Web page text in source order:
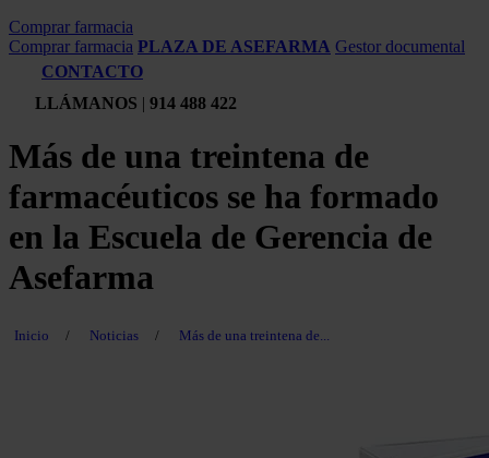
Comprar farmacia
Comprar farmacia PLAZA DE ASEFARMA Gestor documental
CONTACTO
LLÁMANOS | 914 488 422
Más de una treintena de
farmacéuticos se ha formado
en la Escuela de Gerencia de
Asefarma
Inicio / Noticias / Más de una treintena de...